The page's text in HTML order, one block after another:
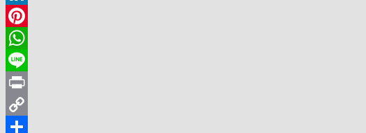
LinkedIn
Pinterest
WhatsApp
Line
Print
Copy